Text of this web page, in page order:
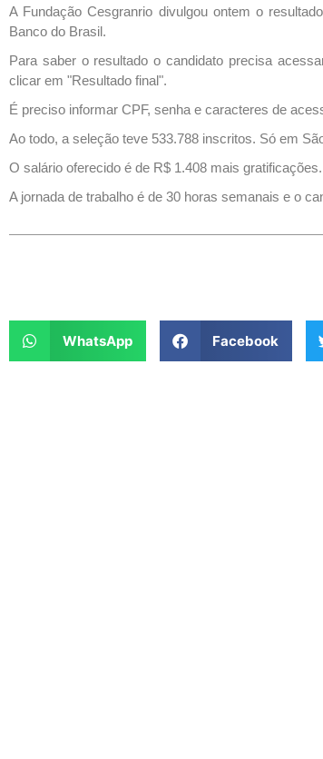
A Fundação Cesgranrio divulgou ontem o
Banco do Brasil.
Para saber o resultado o candidato precisa
clicar em "Resultado final".
É preciso informar CPF, senha e caracteres de
Ao todo, a seleção teve 533.788 inscritos. Só em
O salário oferecido é de R$ 1.408 mais gratificações.
A jornada de trabalho é de 30 horas semanais e o
WhatsApp Facebook